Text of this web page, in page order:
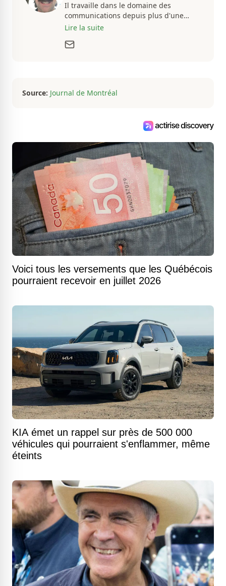
Il travaille dans le domaine des
communications depuis plus d'une
dizaine d'années, en plus d'être
actualités. Autant intéressé par les
Lire la suite
Source: Journal de Montréal
Voici tous les versements que les Québécois
pourraient recevoir en juillet 2026
KIA émet un rappel sur près de 500 000
véhicules qui pourraient s'enflammer, même
éteints